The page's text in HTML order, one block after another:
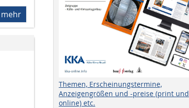
mehr
Themen, Erscheinungstermine,
Anzeigengrößen und -preise (print und
online) etc.